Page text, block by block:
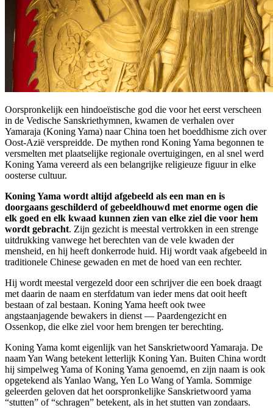
Oorspronkelijk een hindoeïstische god die voor het eerst verscheen
in de Vedische Sanskriethymnen, kwamen de verhalen over
Yamaraja (Koning Yama) naar China toen het boeddhisme zich over
Oost-Azië verspreidde. De mythen rond Koning Yama begonnen te
versmelten met plaatselijke regionale overtuigingen, en al snel werd
Koning Yama vereerd als een belangrijke religieuze figuur in elke
oosterse cultuur.
Koning Yama wordt altijd afgebeeld als een man en is
doorgaans geschilderd of gebeeldhouwd met enorme ogen die
elk goed en elk kwaad kunnen zien van elke ziel die voor hem
wordt gebracht. Zijn gezicht is meestal vertrokken in een strenge
uitdrukking vanwege het berechten van de vele kwaden der
mensheid, en hij heeft donkerrode huid. Hij wordt vaak afgebeeld in
traditionele Chinese gewaden en met de hoed van een rechter.
Hij wordt meestal vergezeld door een schrijver die een boek draagt
met daarin de naam en sterfdatum van ieder mens dat ooit heeft
bestaan of zal bestaan. Koning Yama heeft ook twee
angstaanjagende bewakers in dienst — Paardengezicht en
Ossenkop, die elke ziel voor hem brengen ter berechting.
Koning Yama komt eigenlijk van het Sanskrietwoord Yamaraja. De
naam Yan Wang betekent letterlijk Koning Yan. Buiten China wordt
hij simpelweg Yama of Koning Yama genoemd, en zijn naam is ook
opgetekend als Yanlao Wang, Yen Lo Wang of Yamla. Sommige
geleerden geloven dat het oorspronkelijke Sanskrietwoord yama
“stutten” of “schragen” betekent, als in het stutten van zondaars.